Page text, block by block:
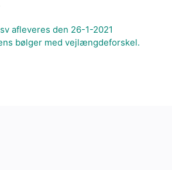
afleveres den 26-1-2021
bølger med vejlængdeforskel.